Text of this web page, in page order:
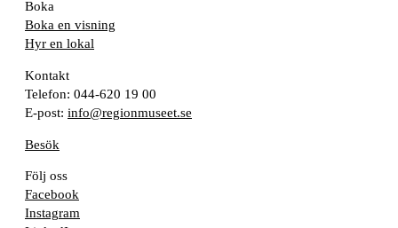
Boka
Boka en visning
Hyr en lokal
Kontakt
Telefon: 044-620 19 00
E-post: info@regionmuseet.se
Besök
Följ oss
Facebook
Instagram